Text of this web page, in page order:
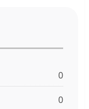
0
0